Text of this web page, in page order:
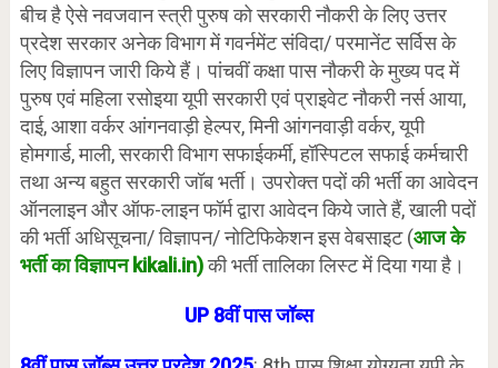
बीच है ऐसे नवजवान स्त्री पुरुष को सरकारी नौकरी के लिए उत्तर
प्रदेश सरकार अनेक विभाग में गवर्नमेंट संविदा/ परमानेंट सर्विस के
लिए विज्ञापन जारी किये हैं। पांचवीं कक्षा पास नौकरी के मुख्य पद में
पुरुष एवं महिला रसोइया यूपी सरकारी एवं प्राइवेट नौकरी नर्स आया,
दाई, आशा वर्कर आंगनवाड़ी हेल्पर, मिनी आंगनवाड़ी वर्कर, यूपी
होमगार्ड, माली, सरकारी विभाग सफाईकर्मी, हॉस्पिटल सफाई कर्मचारी
तथा अन्य बहुत सरकारी जॉब भर्ती। उपरोक्त पदों की भर्ती का आवेदन
ऑनलाइन और ऑफ-लाइन फॉर्म द्वारा आवेदन किये जाते हैं, खाली पदों
की भर्ती अधिसूचना/ विज्ञापन/ नोटिफिकेशन इस वेबसाइट (आज के
भर्ती का विज्ञापन kikali.in)की भर्ती तालिका लिस्ट में दिया गया है।
UP 8वीं पास जॉब्स